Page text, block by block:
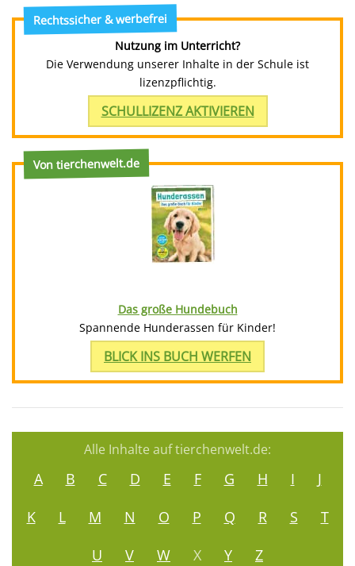
Rechtssicher & werbefrei
Nutzung im Unterricht?
Die Verwendung unserer Inhalte in der Schule ist
lizenzpflichtig.
SCHULLIZENZ AKTIVIEREN
Von tierchenwelt.de
Das große Hundebuch
Spannende Hunderassen für Kinder!
BLICK INS BUCH WERFEN
Alle Inhalte auf tierchenwelt.de:
A B C D E F G H I
J
K
L M N O P Q R S
T
U
V W X Y Z